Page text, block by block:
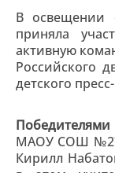
В освещении
приняла
активную
Российского
детского
МАОУ СОШ
Кирилл